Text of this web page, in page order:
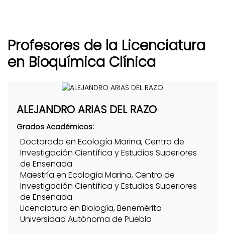
Profesores de la Licenciatura
en Bioquímica Clínica
ALEJANDRO ARIAS DEL RAZO
Grados Académicos:
Doctorado en Ecología Marina, Centro de
Investigación Científica y Estudios Superiores
de Ensenada
Maestría en Ecología Marina, Centro de
Investigación Científica y Estudios Superiores
de Ensenada
Licenciatura en Biología, Benemérita
Universidad Autónoma de Puebla